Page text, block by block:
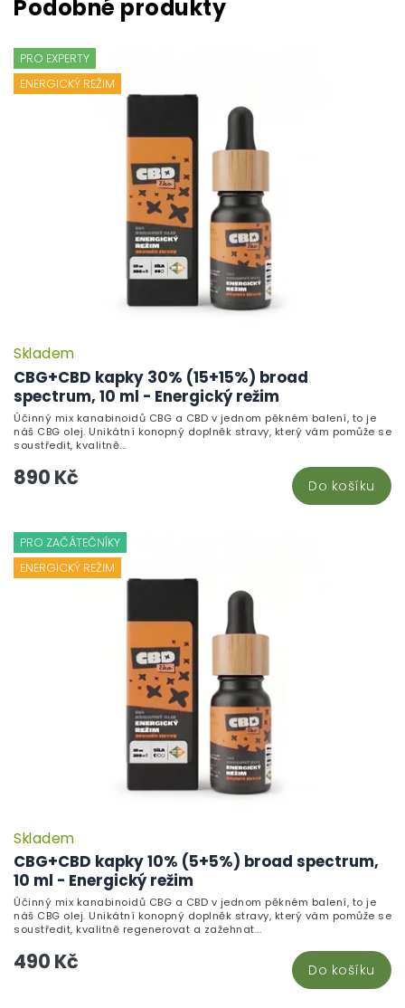
PRO EXPERTY
ENERGICKÝ REŽIM
CBG+CBD kapky 30% (15+15%) broad
spectrum, 10 ml - Energický režim
Skladem
890 Kč Do košíku
Účinný mix kanabinoidů CBG a CBD v jednom pěkném balení, to je
náš CBG olej. Unikátní konopný doplněk stravy, který vám pomůže se
soustředit, kvalitně...
PRO ZAČÁTEČNÍKY
ENERGICKÝ REŽIM
CBG+CBD kapky 10% (5+5%) broad spectrum,
10 ml - Energický režim
Skladem
490 Kč Do košíku
Účinný mix kanabinoidů CBG a CBD v jednom pěkném balení, to je
náš CBG olej. Unikátní konopný doplněk stravy, který vám pomůže se
soustředit, kvalitně regenerovat a zažehnat...